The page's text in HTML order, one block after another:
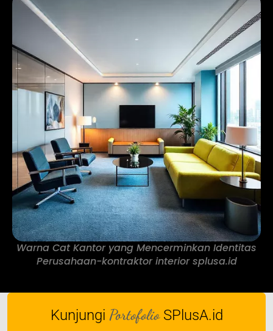
Warna Cat Kantor yang Mencerminkan Identitas
Perusahaan-kontraktor interior splusa.id
Kunjungi Portofolio SPlusA.id